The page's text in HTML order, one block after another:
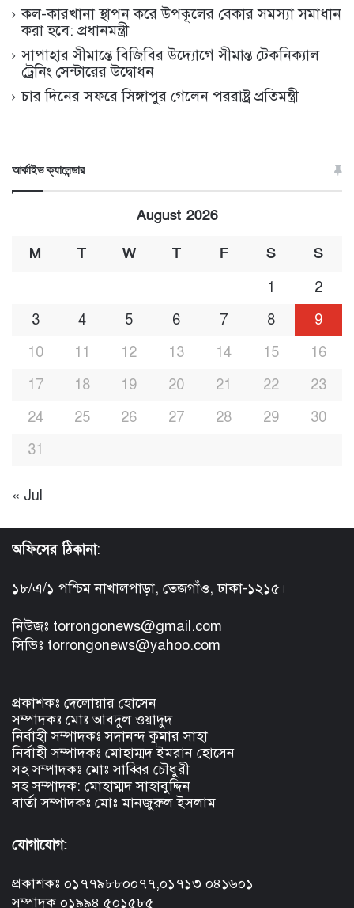
কল-কারখানা স্থাপন করে উপকূলের বেকার সমস্যা সমাধান
করা হবে: প্রধানমন্ত্রী
সাপাহার সীমান্তে বিজিবির উদ্যোগে সীমান্ত টেকনিক্যাল
ট্রেনিং সেন্টারের উদ্বোধন
চার দিনের সফরে সিঙ্গাপুর গেলেন পররাষ্ট্র প্রতিমন্ত্রী
আর্কাইভ ক্যালেন্ডার
August 2026
M T W T F S S
1
2
3
4 5 6 7 8
9
10
11 12 13 14 15
16
17
18 19 20 21 22
23
24
25 26 27 28 29
30
31
« Jul
অফিসের ঠিকানা:
১৮/এ/১ পশ্চিম নাখালপাড়া, তেজগাঁও, ঢাকা-১২১৫।
নিউজঃ torrongonews@gmail.com
সিভিঃ torrongonews@yahoo.com
প্রকাশকঃ দেলোয়ার হোসেন
সম্পাদকঃ মোঃ আবদুল ওয়াদুদ
নির্বাহী সম্পাদকঃ সদানন্দ কুমার সাহা
নির্বাহী সম্পাদকঃ মোহাম্মদ ইমরান হোসেন
সহ সম্পাদকঃ মোঃ সাব্বির চৌধুরী
সহ সম্পাদক: মোহাম্মদ সাহাবুদ্দিন
বার্তা সম্পাদকঃ মোঃ মানজুরুল ইসলাম
যোগাযোগ:
প্রকাশকঃ ০১৭৭৯৮৮০০৭৭,০১৭১৩ ০৪১৬০১
সম্পাদক ০১৯৯৪ ৫০১৫৮৫